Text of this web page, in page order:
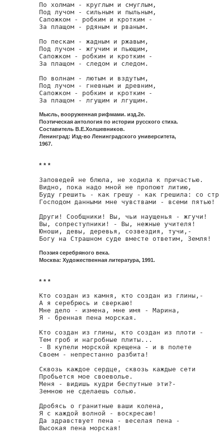
По холмам - круглым и смуглым,
Под лучом - сильным и пыльным,
Сапожком - робким и кротким -
За плащом - рдяным и рваным.
По пескам - жадным и ржавым,
Под лучом - жгучим и пьющим,
Сапожком - робким и кротким -
За плащом - следом и следом.
По волнам - лютым и вздутым,
Под лучом - гневным и древним,
Сапожком - робким и кротким -
За плащом - лгущим и лгущим.
Мысль, вооруженная рифмами. изд.2е.
Поэтическая антология по истории русского стиха.
Составитель В.Е.Холшевников.
Ленинград: Изд-во Ленинградского университета,
1967.
* * *
Заповедей не блюла, не ходила к причастью.
Видно, пока надо мной не пропоют литию,
Буду грешить - как грешу - как грешила: со
Господом данными мне чувствами - всеми пятью!
Други! Сообщники! Вы, чьи наущенья - жгучи!
Вы, сопреступники! - Вы, нежные учителя!
Юноши, девы, деревья, созвездия, тучи,-
Богу на Страшном суде вместе ответим, Земля!
Поэзия серебряного века.
Москва: Художественная литература, 1991.
* * *
Кто создан из камня, кто создан из глины,-
А я серебрюсь и сверкаю!
Мне дело - измена, мне имя - Марина,
Я - бренная пена морская.
Кто создан из глины, кто создан из плоти -
Тем гроб и нагробные плиты...
- В купели морской крещена - и в полете
Своем - непрестанно разбита!
Сквозь каждое сердце, сквозь каждые сети
Пробьется мое своеволье.
Меня - видишь кудри беспутные эти?-
Земною не сделаешь солью.
Дробясь о гранитные ваши колена,
Я с каждой волной - воскресаю!
Да здравствует пена - веселая пена -
Высокая пена морская!